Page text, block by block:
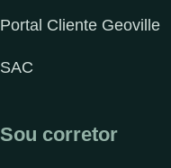
Portal Cliente Geoville
SAC
Sou corretor